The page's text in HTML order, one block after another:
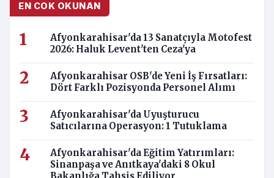
EN COK OKUNAN
Afyonkarahisar'da 13 Sanatçıyla Motofest
2026: Haluk Levent'ten Ceza'ya
Afyonkarahisar OSB'de Yeni İş Fırsatları:
Dört Farklı Pozisyonda Personel Alımı
Afyonkarahisar'da Uyuşturucu
Satıcılarına Operasyon: 1 Tutuklama
Afyonkarahisar'da Eğitim Yatırımları:
Sinanpaşa ve Anıtkaya'daki 8 Okul